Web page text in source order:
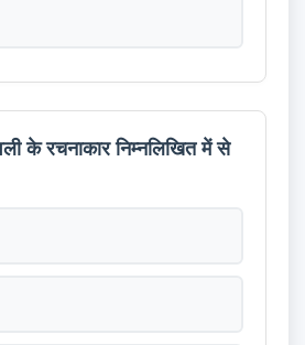
के रचनाकार निम्नलिखित में से